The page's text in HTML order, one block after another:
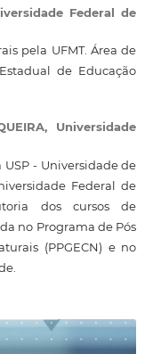
Federal de
pela UFMT. Área de
de Educação
Universidade
- Universidade de
Federal de
dos cursos de
no Programa de Pós
(PPGECN) e no